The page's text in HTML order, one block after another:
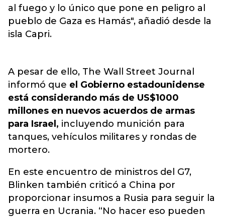
al fuego y lo único que pone en peligro al
pueblo de Gaza es Hamás", añadió desde la
isla Capri.
A pesar de ello, The Wall Street Journal
informó que el Gobierno estadounidense
está considerando más de US$1000
millones en nuevos acuerdos de armas
para Israel, incluyendo munición para
tanques, vehículos militares y rondas de
mortero.
En este encuentro de ministros del G7,
Blinken también criticó a China por
proporcionar insumos a Rusia para seguir la
guerra en Ucrania. “No hacer eso pueden